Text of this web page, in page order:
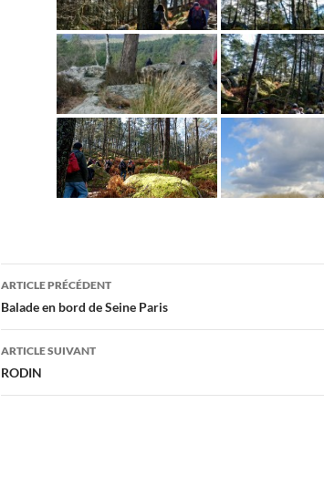
Navigation
des
articles
ARTICLE PRÉCÉDENT
Balade en bord de Seine Paris
ARTICLE SUIVANT
RODIN